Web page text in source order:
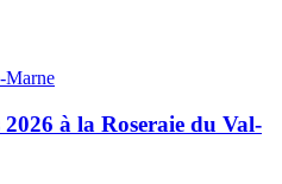
Marne
à la Roseraie du Val-